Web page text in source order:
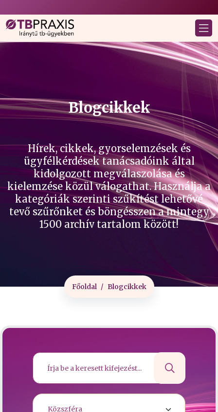
Blogcikkek
Hírek, cikkek, gyorselemzések és
ügyfélkérdések tanácsadóink által
kidolgozott megválaszolása és
kielemzése közül válogathat. Használja a
kategóriák szerinti szűkítést lehetővé
tevő szűrőnket és böngésszen a mintegy
1500 archív tartalom között!
Főoldal Blogcikkek